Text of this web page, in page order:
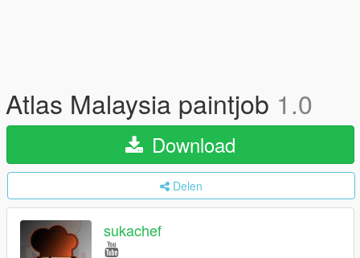
Atlas Malaysia paintjob 1.0
Download
Delen
sukachef